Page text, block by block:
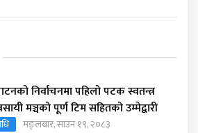
निर्वाचनमा पहिलो पटक स्वतन्त्र
मञ्चको पूर्ण टिम सहितको उम्मेद्वारी
मङ्लबार, साउन १९, २०८३